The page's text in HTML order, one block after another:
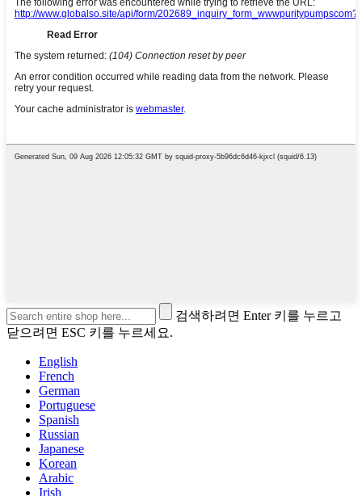
검색하려면 Enter 키를 누르고
닫으려면 ESC 키를 누르세요.
English
French
German
Portuguese
Spanish
Russian
Japanese
Korean
Arabic
Irish